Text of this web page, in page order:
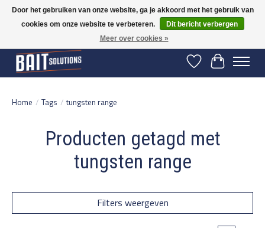
Gratis verzending vanaf 50 euro binnen NL | Op voorraad binnen 2-5 werkdagen
verzonden | België vanaf 70 euro gratis verzonden
Verlanglijst
Home / Tags / tungsten range
Producten getagd met
tungsten range
Filters weergeven
Door het gebruiken van onze website, ga je akkoord met het gebruik van
cookies om onze website te verbeteren.
Dit bericht verbergen
Meer over cookies »